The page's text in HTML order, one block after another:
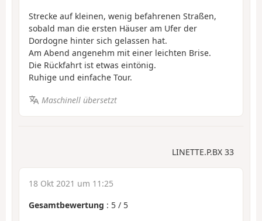
Strecke auf kleinen, wenig befahrenen Straßen,
sobald man die ersten Häuser am Ufer der
Dordogne hinter sich gelassen hat.
Am Abend angenehm mit einer leichten Brise.
Die Rückfahrt ist etwas eintönig.
Ruhige und einfache Tour.
Maschinell übersetzt
LINETTE.P.BX 33
18 Okt 2021 um 11:25
Gesamtbewertung : 5 / 5